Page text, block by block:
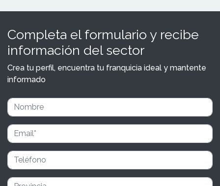
Completa el formulario y recibe
información del sector
Crea tu perfil, encuentra tu franquicia ideal y mantente
informado